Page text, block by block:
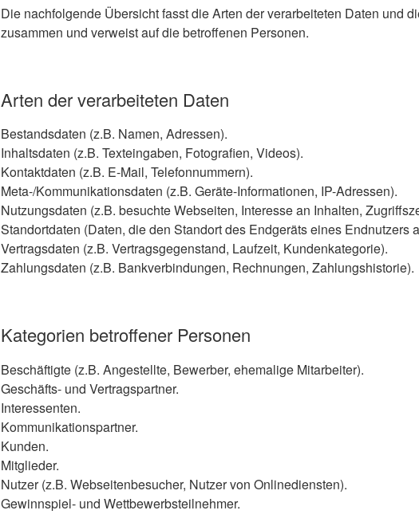
Die nachfolgende Übersicht fasst die Arten der verarbeiteten Daten und
zusammen und verweist auf die betroffenen Personen.
Arten der verarbeiteten Daten
Bestandsdaten (z.B. Namen, Adressen).
Inhaltsdaten (z.B. Texteingaben, Fotografien, Videos).
Kontaktdaten (z.B. E-Mail, Telefonnummern).
Meta-/Kommunikationsdaten (z.B. Geräte-Informationen, IP-Adressen).
Nutzungsdaten (z.B. besuchte Webseiten, Interesse an Inhalten,
Standortdaten (Daten, die den Standort des Endgeräts eines Endnutzers
Vertragsdaten (z.B. Vertragsgegenstand, Laufzeit, Kundenkategorie).
Zahlungsdaten (z.B. Bankverbindungen, Rechnungen, Zahlungshistorie).
Kategorien betroffener Personen
Beschäftigte (z.B. Angestellte, Bewerber, ehemalige Mitarbeiter).
Geschäfts- und Vertragspartner.
Interessenten.
Kommunikationspartner.
Kunden.
Mitglieder.
Nutzer (z.B. Webseitenbesucher, Nutzer von Onlinediensten).
Gewinnspiel- und Wettbewerbsteilnehmer.